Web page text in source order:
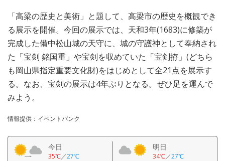
「高梁の歴史と美術」と題して、高梁市の歴史を概観でき
る展示を開催。今回の展示では、天和3年(1683)に修築が
完成した備中松山城の天守に、城の守護神として奉納され
た「宝剣 銘国重」や宝剣を収めていた「宝剣拵」(どちら
も岡山県指定重要文化財)をはじめとして全21点を展示す
る。なお、宝剣の展示は4年ぶりとなる。ぜひ足を運んで
みよう。
情報提供：イベントバンク
今日
35℃／27℃
明日
34℃／27℃